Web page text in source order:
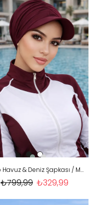
Bordo Havuz & Deniz Şapkası / Mayo Üstüne Kullanılabilir
₺329,99
₺799,99